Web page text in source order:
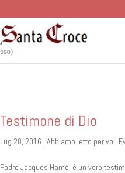
Testimone di Dio
Lug 28, 2016 |Abbiamo letto per voi,
Padre Jacques Hamel è un vero